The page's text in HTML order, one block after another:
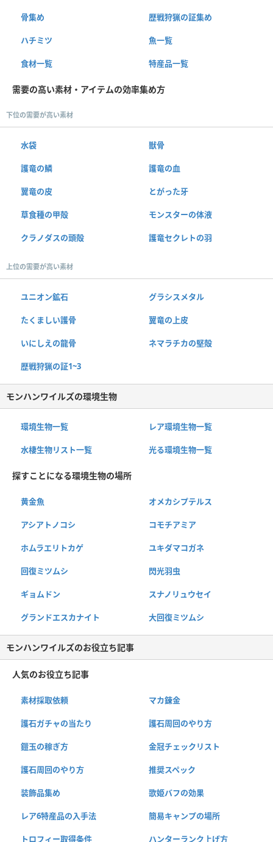
骨集め 歴戦狩猟の証集め
ハチミツ 魚一覧
食材一覧 特産品一覧
需要の高い素材・アイテムの効率集め方
下位の需要が高い素材
水袋 獣骨
護竜の鱗 護竜の血
翼竜の皮 とがった牙
草食種の甲殻 モンスターの体液
クラノダスの頭殻 護竜セクレトの羽
上位の需要が高い素材
ユニオン鉱石 グラシスメタル
たくましい護骨 翼竜の上皮
いにしえの龍骨 ネマラチカの堅殻
歴戦狩猟の証1~3
モンハンワイルズの環境生物
環境生物一覧 レア環境生物一覧
水棲生物リスト一覧 光る環境生物一覧
探すことになる環境生物の場所
黄金魚 オメカシプテルス
アシアトノコシ コモチアミア
ホムラエリトカゲ ユキダマコガネ
回復ミツムシ 閃光羽虫
ギョムドン スナノリュウセイ
グランドエスカナイト 大回復ミツムシ
モンハンワイルズのお役立ち記事
人気のお役立ち記事
素材採取依頼 マカ錬金
護石ガチャの当たり 護石周回のやり方
鎧玉の稼ぎ方 金冠チェックリスト
護石周回のやり方 推奨スペック
装飾品集め 歌姫バフの効果
レア6特産品の入手法 簡易キャンプの場所
トロフィー取得条件 ハンターランク上げ方